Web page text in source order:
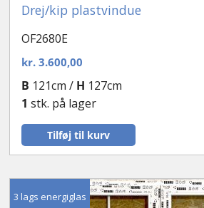
Drej/kip plastvindue
OF2680E
kr.3.600,00
Tilføj til kurv
B 121cm / H 127cm
1 stk. på lager
3 lags energiglas